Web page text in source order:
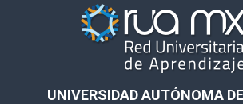
UNIVERSIDAD AUTÓNOMA